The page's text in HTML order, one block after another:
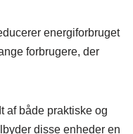
energiforbruget
forbrugere, der
af både praktiske og
disse enheder en